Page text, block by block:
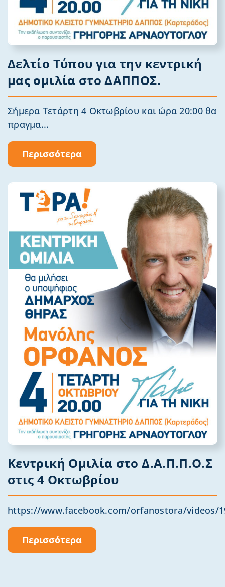
Δελτίο Τύπου για την κεντρική
μας ομιλία στο ΔΑΠΠΟΣ.
Σήμερα Τετάρτη 4 Οκτωβρίου και ώρα 20:00 θα
πραγμα...
Περισσότερα
Κεντρική Ομιλία στο Δ.Α.Π.Π.Ο.Σ
στις 4 Οκτωβρίου
https://www.facebook.com/orfanostora/videos/
Περισσότερα